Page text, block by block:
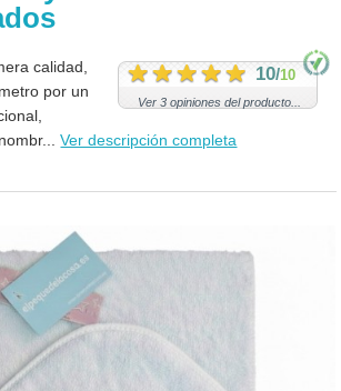
10/10
Ver 3 opiniones del producto...
calidad,
por un
Ver descripción completa